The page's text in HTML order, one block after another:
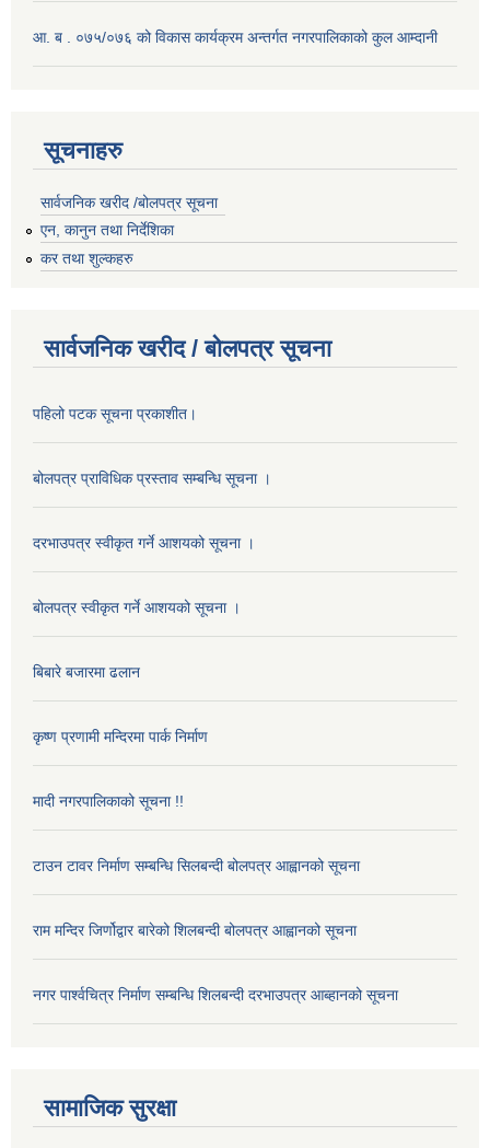
आ. ब . ०७५/०७६ को विकास कार्यक्रम अन्तर्गत नगरपालिकाको कुल आम्दानी
सूचनाहरु
सार्वजनिक खरीद /बोलपत्र सूचना
एन, कानुन तथा निर्देशिका
कर तथा शुल्कहरु
सार्वजनिक खरीद / बोलपत्र सूचना
पहिलो पटक सूचना प्रकाशीत।
बोलपत्र प्राविधिक प्रस्ताव सम्बन्धि सूचना ।
दरभाउपत्र स्वीकृत गर्ने आशयको सूचना ।
बोलपत्र स्वीकृत गर्ने आशयको सूचना ।
बिबारे बजारमा ढलान
कृष्ण प्रणामी मन्दिरमा पार्क निर्माण
मादी नगरपालिकाको सूचना !!
टाउन टावर निर्माण सम्बन्धि सिलबन्दी बोलपत्र आह्वानको सूचना
राम मन्दिर जिर्णोद्वार बारेको शिलबन्दी बोलपत्र आह्वानको सूचना
नगर पार्श्वचित्र निर्माण सम्बन्धि शिलबन्दी दरभाउपत्र आब्हानको सूचना
सामाजिक सुरक्षा